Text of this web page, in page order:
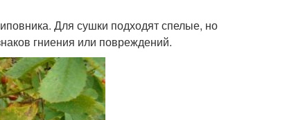
Для сушки подходят спелые, но
гниения или повреждений.